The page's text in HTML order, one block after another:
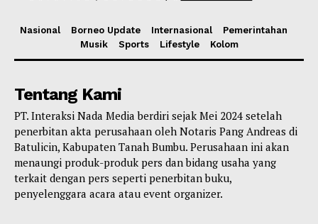
Nasional Borneo Update Internasional
Pemerintahan
Musik
Sports Lifestyle Kolom
Tentang Kami
PT. Interaksi Nada Media berdiri sejak Mei 2024 setelah
penerbitan akta perusahaan oleh Notaris Pang Andreas di
Batulicin, Kabupaten Tanah Bumbu. Perusahaan ini akan
menaungi produk-produk pers dan bidang usaha yang
terkait dengan pers seperti penerbitan buku,
penyelenggara acara atau event organizer.